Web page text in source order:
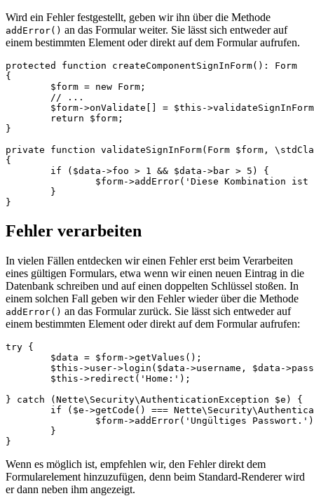
Wird ein Fehler festgestellt, geben wir ihn über die Methode
addError() an das Formular weiter. Sie lässt sich entweder auf
einem bestimmten Element oder direkt auf dem Formular aufrufen.
protected function createComponentSignInForm(): Form
{
}
private function validateSignInForm(Form $form,
{
Fehler verarbeiten
In vielen Fällen entdecken wir einen Fehler erst beim Verarbeiten
eines gültigen Formulars, etwa wenn wir einen neuen Eintrag in die
Datenbank schreiben und auf einen doppelten Schlüssel stoßen. In
einem solchen Fall geben wir den Fehler wieder über die Methode
addError() an das Formular zurück. Sie lässt sich entweder auf
einem bestimmten Element oder direkt auf dem Formular aufrufen:
try {
} catch (Nette\Security\AuthenticationException $e) {
Wenn es möglich ist, empfehlen wir, den Fehler direkt dem
Formularelement hinzuzufügen, denn beim Standard-Renderer wird
er dann neben ihm angezeigt.